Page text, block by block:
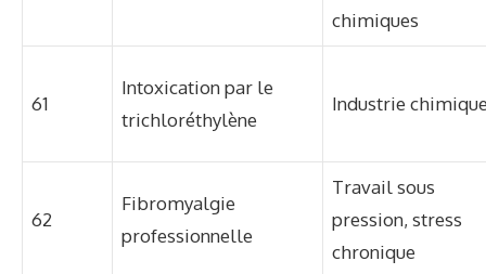
chimiques
61
Intoxication par le
trichloréthylène
Industrie
62
Fibromyalgie
professionnelle
Travail sous
pression, stress
chronique